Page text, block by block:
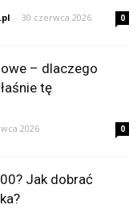
- 30 czerwca 2026 0
– dlaczego
tę
2026 0
Jak dobrać